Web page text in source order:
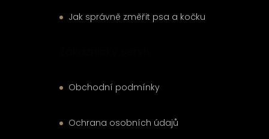
Jak správně změřit psa a kočku
Obchodní podmínky
Ochrana osobních údajů